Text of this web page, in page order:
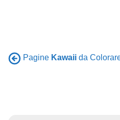
Pagine Kawaii da